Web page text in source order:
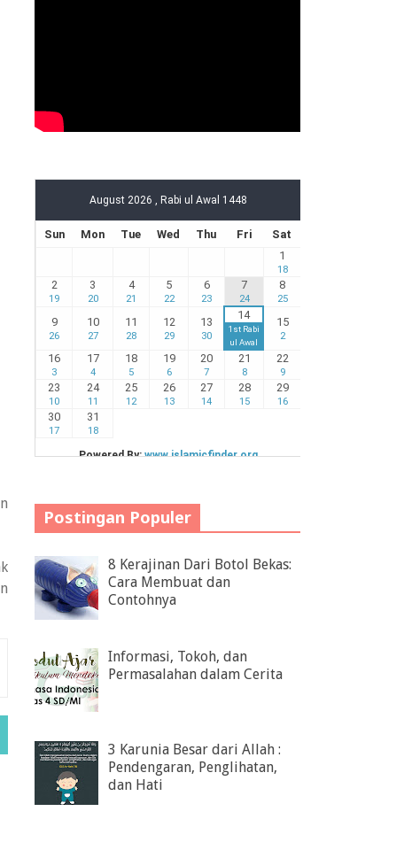
Postingan Populer
8 Kerajinan Dari Botol Bekas:
Cara Membuat dan
Contohnya
Informasi, Tokoh, dan
Permasalahan dalam Cerita
3 Karunia Besar dari Allah :
Pendengaran, Penglihatan,
dan Hati